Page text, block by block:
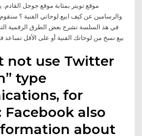
موقع تويتر بمثابة موقع جوجل القادم.
والرسامين عن كيف ابيع لوحاتي الفنية ؟
في هذ السلسة تشرح بعض الطرق الرقمية
بيع نسخ من لوحاتك الفنية أو على الأقل تساعد
not use Twitter
type
for
Facebook also
about